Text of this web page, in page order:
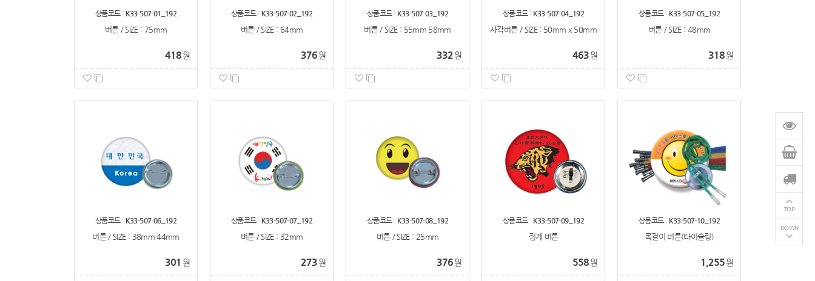
TOP
DOWN
상품코드 : K33-507-01_192
버튼 / SIZE : 75mm
418원
상품코드 : K33-507-02_192
버튼 / SIZE : 64mm
376원
상품코드 : K33-507-03_192
버튼 / SIZE : 55mm 58mm
332원
상품코드 : K33-507-04_192
사각버튼 / SIZE : 50mm x 50mm
463원
상품코드 : K33-507-05_192
버튼 / SIZE : 48mm
318원
상품코드 : K33-507-06_192
버튼 / SIZE : 38mm 44mm
301 원
상품코드 : K33-507-07_192
버튼 / SIZE : 32mm
273원
상품코드 : K33-507-08_192
버튼 / SIZE : 25mm
376원
상품코드 : K33-507-09_192
집게 버튼
558원
상품코드 : K33-507-10_192
목걸이 버튼(타이슬링)
1,255원